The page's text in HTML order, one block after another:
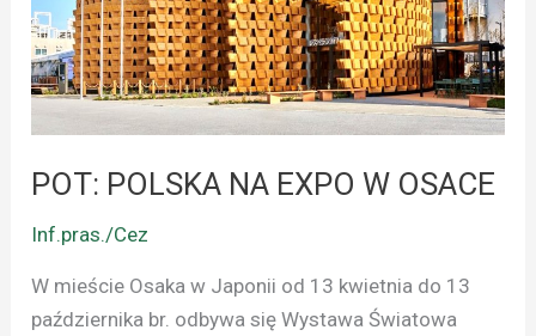
POT: POLSKA NA EXPO W OSACE
Inf.pras./Cez
W mieście Osaka w Japonii od 13 kwietnia do 13
października br. odbywa się Wystawa Światowa
W
OSACE